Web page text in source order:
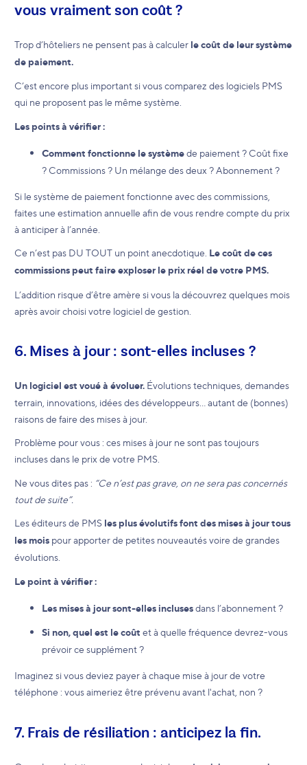
vous vraiment son coût ?
Trop d’hôteliers ne pensent pas à calculer le coût de leur système
de paiement.
C’est encore plus important si vous comparez des logiciels PMS
qui ne proposent pas le même système.
Les points à vérifier :
Comment fonctionne le systèmede paiement ? Coût fixe
? Commissions ? Un mélange des deux ? Abonnement ?
Si le système de paiement fonctionne avec des commissions,
faites une estimation annuelle afin de vous rendre compte du prix
à anticiper à l’année.
Ce n’est pas DU TOUT un point anecdotique. Le coût de ces
commissions peut faire exploser le prix réel de votre PMS.
L’addition risque d’être amère si vous la découvrez quelques mois
après avoir choisi votre logiciel de gestion.
6. Mises à jour : sont-elles incluses ?
Un logiciel est voué à évoluer. Évolutions techniques, demandes
terrain, innovations, idées des développeurs… autant de (bonnes)
raisons de faire des mises à jour.
Problème pour vous : ces mises à jour ne sont pas toujours
incluses dans le prix de votre PMS.
Ne vous dites pas : “Ce n’est pas grave, on ne sera pas concernés
tout de suite”.
Les éditeurs de PMS les plus évolutifs font des mises à jour tous
les mois pour apporter de petites nouveautés voire de grandes
évolutions.
Le point à vérifier :
Les mises à jour sont-elles inclusesdans l’abonnement ?
Si non, quel est le coût et à quelle fréquence devrez-vous
prévoir ce supplément ?
Imaginez si vous deviez payer à chaque mise à jour de votre
téléphone : vous aimeriez être prévenu avant l'achat, non ?
7. Frais de résiliation : anticipez la fin.